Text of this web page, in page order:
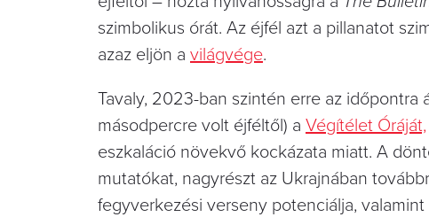
szimbolikus órát. Az éjfél azt a pillanatot
azaz eljön a világvége.
Tavaly, 2023-ban szintén erre az
másodpercre volt éjféltől) a Végítélet Óráját,
eszkaláció növekvő kockázata miatt. A
mutatókat, nagyrészt az Ukrajnában
fegyverkezési verseny potenciálja, valamint